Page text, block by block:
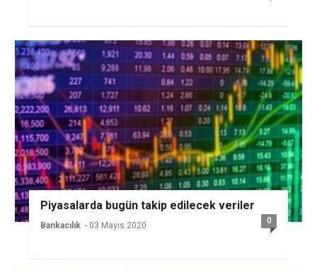
Piyasalarda bugün takip edilecek veriler
Bankacılık - 03 Mayıs 2020 0